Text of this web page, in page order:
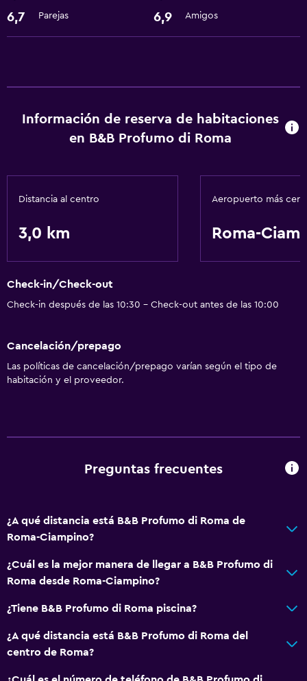
6,7 Parejas 6,9 Amigos
Información de reserva de habitaciones
en B&B Profumo di Roma
Distancia al centro
3,0 km
Aeropuerto más
Roma-
Check-in/Check-out
Check-in después de las 10:30 - Check-out antes de las 10:00
Cancelación/prepago
Las políticas de cancelación/prepago varían según el tipo de
habitación y el proveedor.
Preguntas frecuentes
¿A qué distancia está B&B Profumo di Roma de
Roma-Ciampino?
¿Cuál es la mejor manera de llegar a B&B Profumo di
Roma desde Roma-Ciampino?
¿Tiene B&B Profumo di Roma piscina?
¿A qué distancia está B&B Profumo di Roma del
centro de Roma?